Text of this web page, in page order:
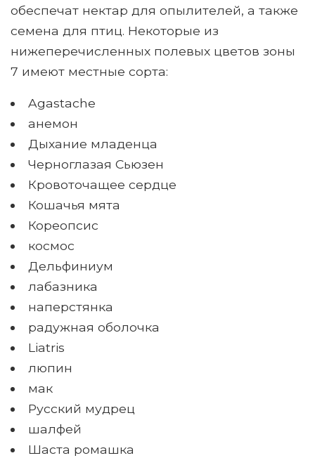
обеспечат нектар для опылителей, а также
семена для птиц. Некоторые из
нижеперечисленных полевых цветов зоны
7 имеют местные сорта:
Agastache
анемон
Дыхание младенца
Черноглазая Сьюзен
Кровоточащее сердце
Кошачья мята
Кореопсис
космос
Дельфиниум
лабазника
наперстянка
радужная оболочка
Liatris
люпин
мак
Русский мудрец
шалфей
Шаста ромашка